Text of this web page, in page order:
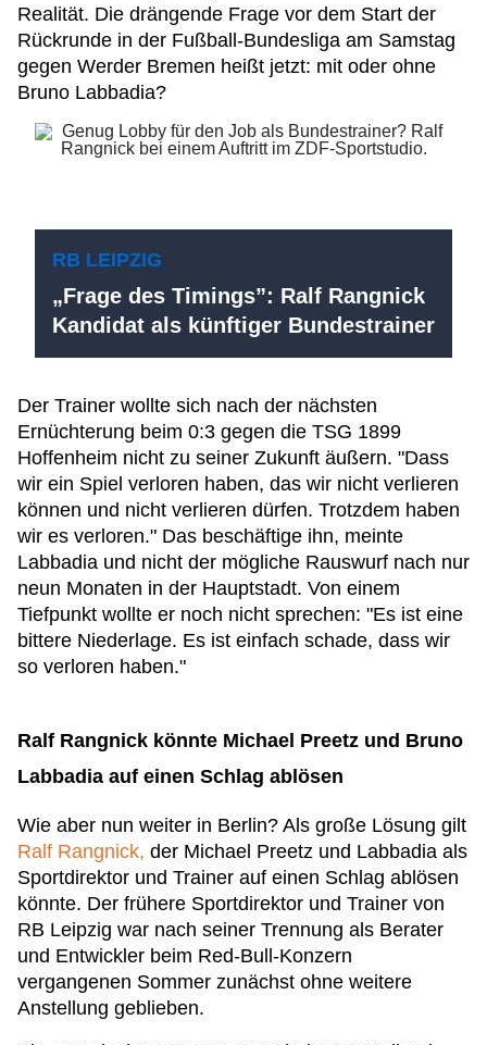
Realität. Die drängende Frage vor dem Start der
Rückrunde in der Fußball-Bundesliga am Samstag
gegen Werder Bremen heißt jetzt: mit oder ohne
Bruno Labbadia?
RB LEIPZIG
„Frage des Timings”: Ralf Rangnick
Kandidat als künftiger Bundestrainer
Der Trainer wollte sich nach der nächsten
Ernüchterung beim 0:3 gegen die TSG 1899
Hoffenheim nicht zu seiner Zukunft äußern. "Dass
wir ein Spiel verloren haben, das wir nicht verlieren
können und nicht verlieren dürfen. Trotzdem haben
wir es verloren." Das beschäftige ihn, meinte
Labbadia und nicht der mögliche Rauswurf nach nur
neun Monaten in der Hauptstadt. Von einem
Tiefpunkt wollte er noch nicht sprechen: "Es ist eine
bittere Niederlage. Es ist einfach schade, dass wir
so verloren haben."
Ralf Rangnick könnte Michael Preetz und Bruno
Labbadia auf einen Schlag ablösen
Wie aber nun weiter in Berlin? Als große Lösung gilt
Ralf Rangnick, der Michael Preetz und Labbadia als
Sportdirektor und Trainer auf einen Schlag ablösen
könnte. Der frühere Sportdirektor und Trainer von
RB Leipzig war nach seiner Trennung als Berater
und Entwickler beim Red-Bull-Konzern
vergangenen Sommer zunächst ohne weitere
Anstellung geblieben.